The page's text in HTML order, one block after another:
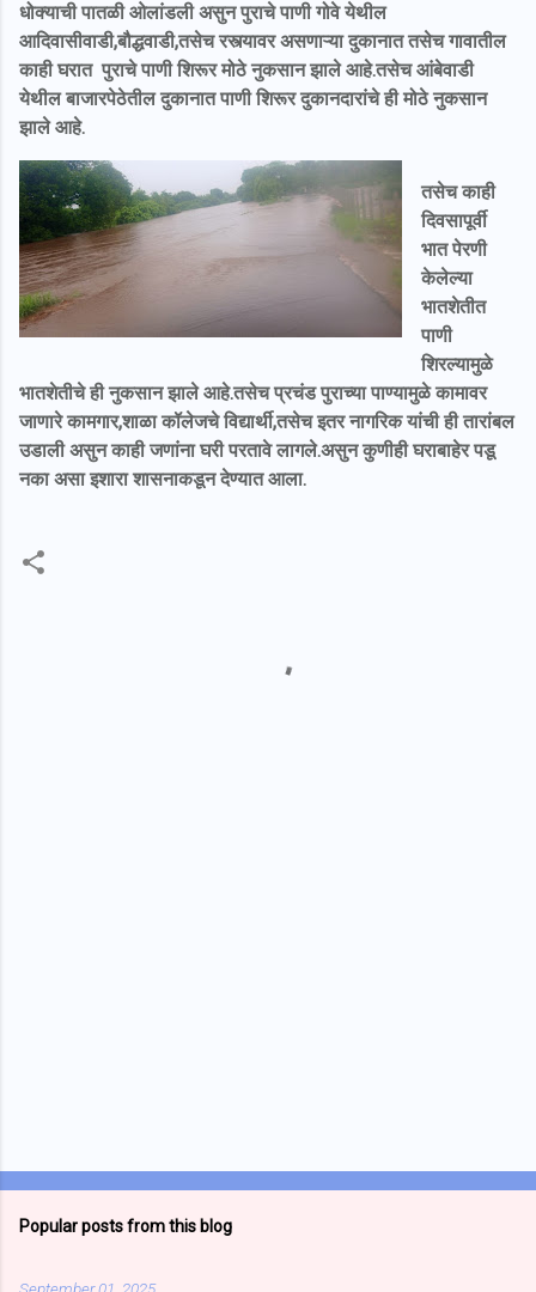
धोक्याची पातळी ओलांडली असुन पुराचे पाणी गोवे येथील
आदिवासीवाडी,बौद्धवाडी,तसेच रस्त्यावर असणाऱ्या दुकानात तसेच गावातील
काही घरात पुराचे पाणी शिरूर मोठे नुकसान झाले आहे.तसेच आंबेवाडी
येथील बाजारपेठेतील दुकानात पाणी शिरूर दुकानदारांचे ही मोठे नुकसान
झाले आहे.
तसेच काही
दिवसापूर्वी
भात पेरणी
केलेल्या
भातशेतीत
पाणी
शिरल्यामुळे
भातशेतीचे ही नुकसान झाले आहे.तसेच प्रचंड पुराच्या पाण्यामुळे कामावर
जाणारे कामगार,शाळा कॉलेजचे विद्यार्थी,तसेच इतर नागरिक यांची ही तारांबल
उडाली असुन काही जणांना घरी परतावे लागले.असुन कुणीही घराबाहेर पडू
नका असा इशारा शासनाकडून देण्यात आला.
Popular posts from this blog
September 01, 2025